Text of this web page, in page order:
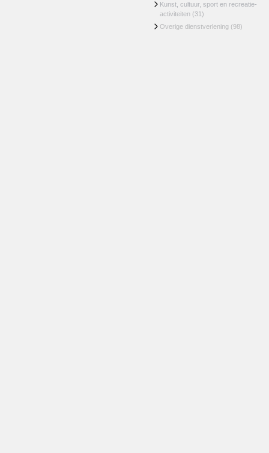
Kunst, cultuur, sport en recreatie-
activiteiten (31)
Overige dienstverlening (98)